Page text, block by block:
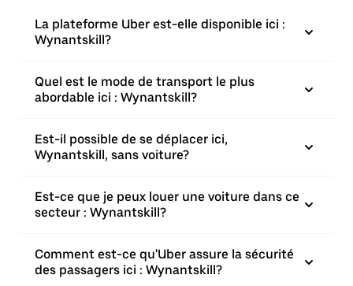
La plateforme Uber est-elle disponible ici :
Wynantskill?
Quel est le mode de transport le plus
abordable ici : Wynantskill?
Est-il possible de se déplacer ici,
Wynantskill, sans voiture?
Est-ce que je peux louer une voiture dans ce
secteur : Wynantskill?
Comment est-ce qu'Uber assure la sécurité
des passagers ici : Wynantskill?